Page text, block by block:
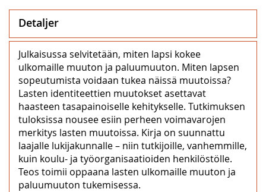
Detaljer
Julkaisussa selvitetään, miten lapsi kokee
ulkomaille muuton ja paluumuuton. Miten lapsen
sopeutumista voidaan tukea näissä muutoissa?
Lasten identiteettien muutokset asettavat
haasteen tasapainoiselle kehitykselle. Tutkimuksen
tuloksissa nousee esiin perheen voimavarojen
merkitys lasten muutoissa. Kirja on suunnattu
laajalle lukijakunnalle – niin tutkijoille, vanhemmille,
kuin koulu- ja työorganisaatioiden henkilöstölle.
Teos toimii oppaana lasten ulkomaille muuton ja
paluumuuton tukemisessa.